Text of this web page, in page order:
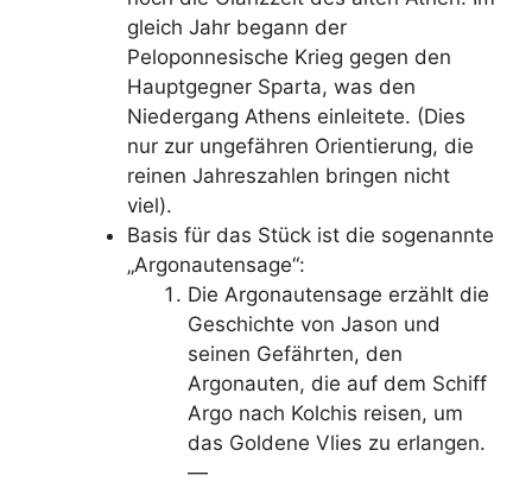
gleich Jahr begann der
Peloponnesische Krieg gegen den
Hauptgegner Sparta, was den
Niedergang Athens einleitete. (Dies
nur zur ungefähren Orientierung, die
reinen Jahreszahlen bringen nicht
viel).
Basis für das Stück ist die sogenannte
„Argonautensage“:
Die Argonautensage erzählt die
Geschichte von Jason und
seinen Gefährten, den
Argonauten, die auf dem Schiff
Argo nach Kolchis reisen, um
das Goldene Vlies zu erlangen.
—